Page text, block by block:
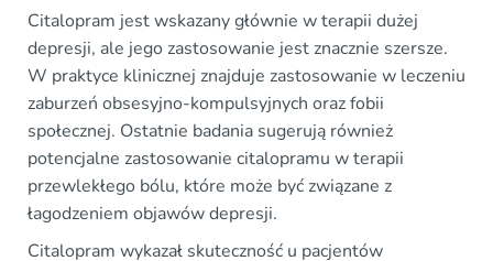
Citalopram jest wskazany głównie w terapii dużej
depresji, ale jego zastosowanie jest znacznie szersze.
W praktyce klinicznej znajduje zastosowanie w leczeniu
zaburzeń obsesyjno-kompulsyjnych oraz fobii
społecznej. Ostatnie badania sugerują również
potencjalne zastosowanie citalopramu w terapii
przewlekłego bólu, które może być związane z
łagodzeniem objawów depresji.
Citalopram wykazał skuteczność u pacjentów